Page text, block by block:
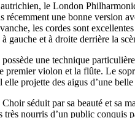
le London
une bonne version
les cordes sont
gauche et à droite derrière la
une technique
premier violon et la flûte. Le
projette des aigus d’une
séduit par sa beauté et sa
très nourris d’un public conquis